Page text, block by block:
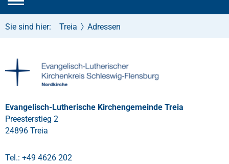
Sie sind hier: Treia Adressen
Evangelisch-Lutherische Kirchengemeinde Treia
Preesterstieg 2
24896 Treia
Tel.: +49 4626 202